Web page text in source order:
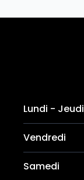
Lundi - Jeudi
Vendredi
Samedi